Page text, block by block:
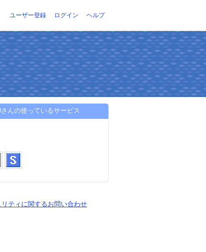
ユーザー登録 ログイン ヘルプ
んの使っているサービス
リティに関するお問い合わせ